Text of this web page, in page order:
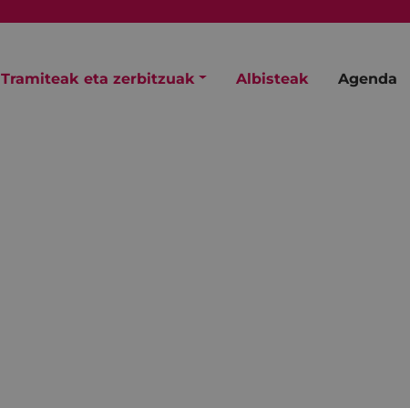
Tramiteak eta zerbitzuak Albisteak Agenda